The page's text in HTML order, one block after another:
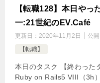
【転職128】本日やっ
一:21世紀のEV.Café
更新日： 2020年11月2日 公開
【転職】
本日のタスク 【終わった
Ruby on Rails5 VIII（